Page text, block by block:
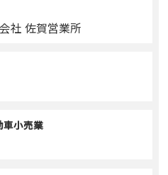
社 佐賀営業所
車小売業